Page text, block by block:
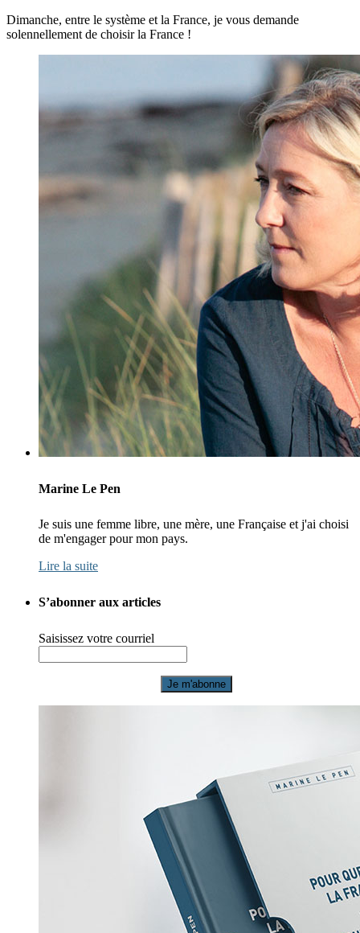
Dimanche, entre le système et la France, je vous demande
solennellement de choisir la France !
Marine Le Pen
Je suis une femme libre, une mère, une Française et j'ai choisi
de m'engager pour mon pays.
Lire la suite
S’abonner aux articles
Saisissez votre courriel
Je m'abonne